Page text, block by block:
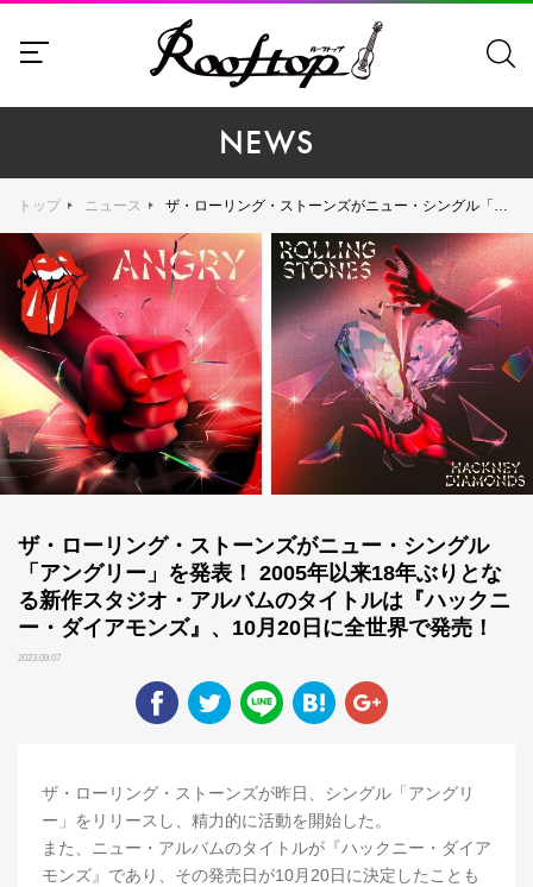
NEWS
トップ ニュース ザ・ローリング・ストーンズがニュー・シングル「アングリー」を発表！ 2005年以来18年ぶりとなる新作スタジオ・アルバムのタイトルは『ハックニー・ダイアモンズ』、10月20日に全世界で発売！
ザ・ローリング・ストーンズがニュー・シングル
「アングリー」を発表！ 2005年以来18年ぶりとな
る新作スタジオ・アルバムのタイトルは『ハックニ
ー・ダイアモンズ』、10月20日に全世界で発売！
2023.09.07
ザ・ローリング・ストーンズが昨日、シングル「アングリ
ー」をリリースし、精力的に活動を開始した。
また、ニュー・アルバムのタイトルが『ハックニー・ダイア
モンズ』であり、その発売日が10月20日に決定したことも